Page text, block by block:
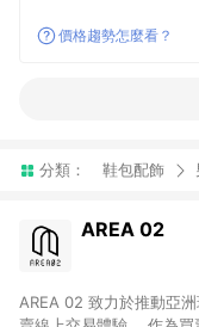
價格趨勢怎麼看？
分類： 鞋包配飾
AREA 02
AREA 02 致力於推動亞